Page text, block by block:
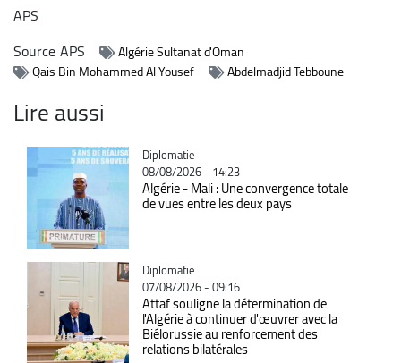
APS
SourceAPS
Algérie Sultanat d'Oman
Qais Bin Mohammed Al Yousef
Abdelmadjid Tebboune
Lire aussi
Catégorie
Diplomatie
08/08/2026 - 14:23
Algérie - Mali : Une convergence totale
de vues entre les deux pays
Catégorie
Diplomatie
07/08/2026 - 09:16
Attaf souligne la détermination de
l'Algérie à continuer d'œuvrer avec la
Biélorussie au renforcement des
relations bilatérales